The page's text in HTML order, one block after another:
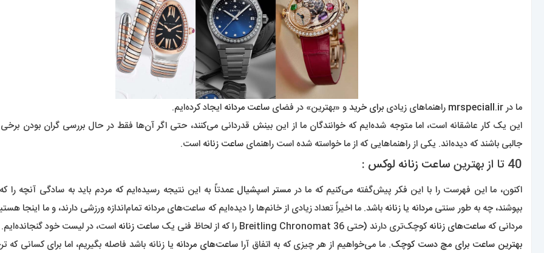
ما درmrspeciall.ir راهنماهای زیادی برای خریدو «بهترین» در فضای ساعت مردانه ایجاد کرده‌ایم.
این یک کار عاشقانه است، اما متوجه شده‌ایم که خوانندگان ما از این بینش قدردانی می‌کنند، حتی اگر آن‌ها فقط در حال بررسی گران بودن
جالبی باشند که دیده‌اند. یکی از راهنماهایی که از ما خواسته شده است راهنمای ساعت زنانه است.
40 تا از بهترین ساعت زنانه لوکس :
اکنون، ما این فهرست را با این فکر پیش‌گفته می‌کنیم که ما درمستر اسپشیال عمدتاً به این نتیجه رسیده‌ایم که مردم باید به سادگی آنچه را
بپوشند، چه به طور سنتی مردانه یا زنانه باشد. ما اخیراً تعداد زیادی از خانم‌ها را دیده‌ایم که ساعت‌های مردانه تمام‌اندازه ورزشی دارند، و ما اینجا
مردانی که ساعت‌های زنانهکوچک‌تری دارند (حتی Breitling Chronomat 36 را که از لحاظ فنی یک ساعت زنانه است، در لیست خود گنجانده‌ایم.
بهترین ساعت برای مچ دست کوچک. ما می‌خواهیم از هر چیزی که به اتفاق آرا ساعت‌های مردانه یا زنانه باشد فاصله بگیریم، اما برای کسانی